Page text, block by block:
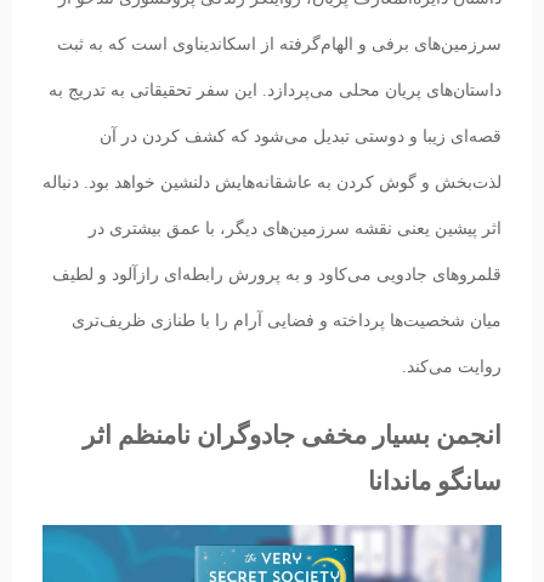
سرزمین‌های برفی و الهام‌گرفته از اسکاندیناوی است که به ثبت
داستان‌های پریان محلی می‌پردازد. این سفر تحقیقاتی به تدریج به
قصه‌ای زیبا و دوستی تبدیل می‌شود که کشف کردن در آن
لذت‌بخش و گوش‌ کردن به عاشقانه‌هایش دلنشین خواهد بود. دنباله
اثر پیشین یعنی نقشه سرزمین‌های دیگر، با عمق بیشتری در
قلمروهای جادویی می‌کاود و به پرورش رابطه‌ای رازآلود و لطیف
میان شخصیت‌ها پرداخته و فضایی آرام را با طنازی ظریف‌تری
روایت می‌کند.
انجمن بسیار مخفی جادوگران نامنظم اثر
سانگو ماندانا